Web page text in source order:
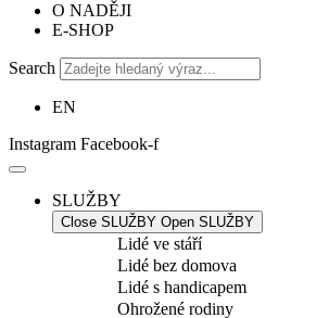
O NADĚJI
E-SHOP
Search
EN
Instagram Facebook-f
SLUŽBY
Close SLUŽBY Open SLUŽBY
Lidé ve stáří
Lidé bez domova
Lidé s handicapem
Ohrožené rodiny